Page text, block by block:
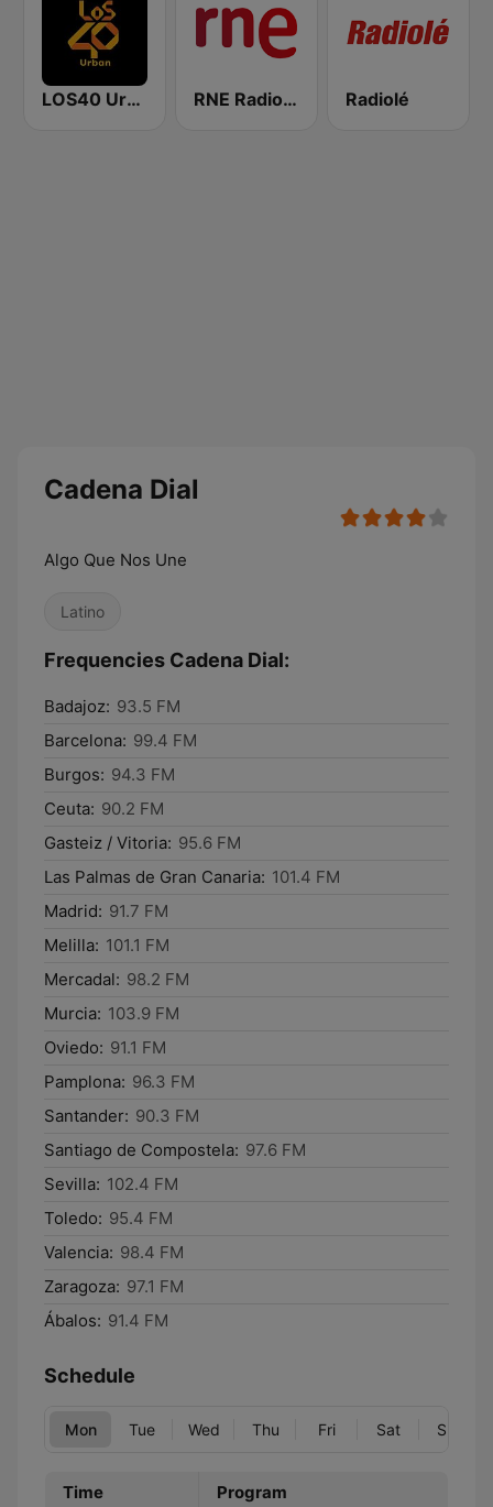
LOS40 Urban RNE Radio Nacional Radiolé
Cadena Dial
Algo Que Nos Une
Latino
Frequencies Cadena Dial:
Badajoz: 93.5 FM
Barcelona: 99.4 FM
Burgos: 94.3 FM
Ceuta: 90.2 FM
Gasteiz / Vitoria: 95.6 FM
Las Palmas de Gran Canaria: 101.4 FM
Madrid: 91.7 FM
Melilla: 101.1 FM
Mercadal: 98.2 FM
Murcia: 103.9 FM
Oviedo: 91.1 FM
Pamplona: 96.3 FM
Santander: 90.3 FM
Santiago de Compostela: 97.6 FM
Sevilla: 102.4 FM
Toledo: 95.4 FM
Valencia: 98.4 FM
Zaragoza: 97.1 FM
Ábalos: 91.4 FM
Schedule
Mon Tue Wed Thu Fri Sat Sun
Time Program